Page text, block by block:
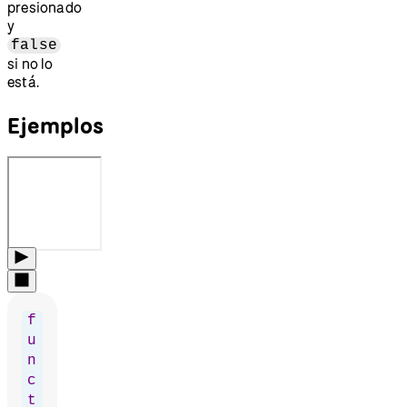
presionado
y
false
si no lo
está.
Ejemplos
f
u
n
c
t